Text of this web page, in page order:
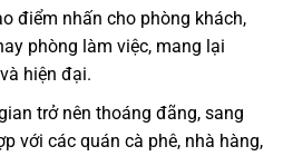
điểm nhấn cho phòng khách,
phòng làm việc, mang lại
hiện đại.
trở nên thoáng đãng, sang
với các quán cà phê, nhà hàng,